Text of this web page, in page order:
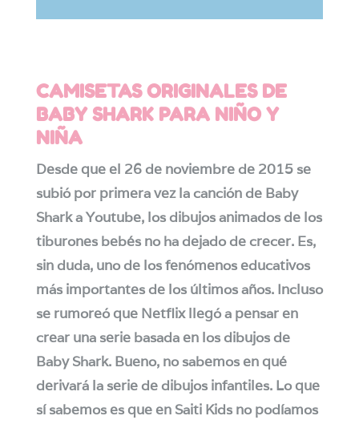
CAMISETAS ORIGINALES DE
BABY SHARK PARA NIÑO Y
NIÑA
Desde que el 26 de noviembre de 2015 se
subió por primera vez la canción de Baby
Shark a Youtube, los dibujos animados de los
tiburones bebés no ha dejado de crecer. Es,
sin duda, uno de los fenómenos educativos
más importantes de los últimos años. Incluso
se rumoreó que Netflix llegó a pensar en
crear una serie basada en los dibujos de
Baby Shark. Bueno, no sabemos en qué
derivará la serie de dibujos infantiles. Lo que
sí sabemos es que en Saiti Kids no podíamos